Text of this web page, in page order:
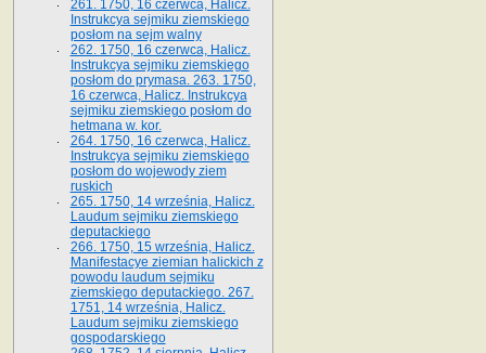
261. 1750, 16 czerwca, Halicz.
Instrukcya sejmiku ziemskiego
posłom na sejm walny
262. 1750, 16 czerwca, Halicz.
Instrukcya sejmiku ziemskiego
posłom do prymasa. 263. 1750,
16 czerwca, Halicz. Instrukcya
sejmiku ziemskiego posłom do
hetmana w. kor.
264. 1750, 16 czerwca, Halicz.
Instrukcya sejmiku ziemskiego
posłom do wojewody ziem
ruskich
265. 1750, 14 września, Halicz.
Laudum sejmiku ziemskiego
deputackiego
266. 1750, 15 września, Halicz.
Manifestacye ziemian halickich z
powodu laudum sejmiku
ziemskiego deputackiego. 267.
1751, 14 września, Halicz.
Laudum sejmiku ziemskiego
gospodarskiego